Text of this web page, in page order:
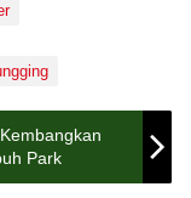
Park